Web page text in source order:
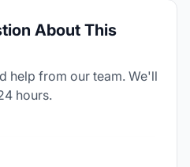
About This
help from our team. We'll
hours.